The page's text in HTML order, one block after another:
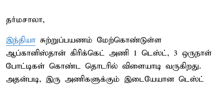
தர்மசாலா,
இந்தியா சுற்றுப்பயணம் மேற்கொண்டுள்ள
ஆப்கானிஸ்தான் கிரிக்கெட் அணி 1 டெஸ்ட், 3 ஒருநாள்
போட்டிகள் கொண்ட தொடரில் விளையாடி வருகிறது.
அதன்படி, இரு அணிகளுக்கும் இடையேயான டெஸ்ட்